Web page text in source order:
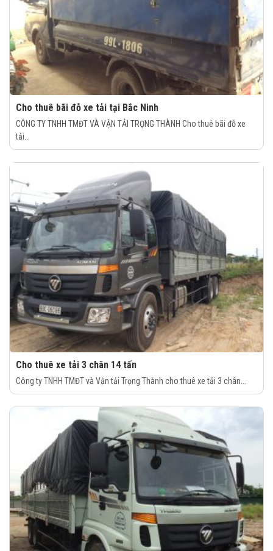
Cho thuê bãi đỗ xe tải tại Bắc Ninh
CÔNG TY TNHH TMĐT VÀ VẬN TẢI TRỌNG THÀNH Cho thuê bãi đỗ xe
tải...
Cho thuê xe tải 3 chân 14 tấn
Công ty TNHH TMĐT và Vận tải Trọng Thành cho thuê xe tải 3 chân...